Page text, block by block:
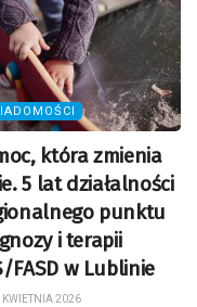
która zmienia
5 lat działalności
punktu
i terapii
FASD w Lublinie
KWIETNIA 2026